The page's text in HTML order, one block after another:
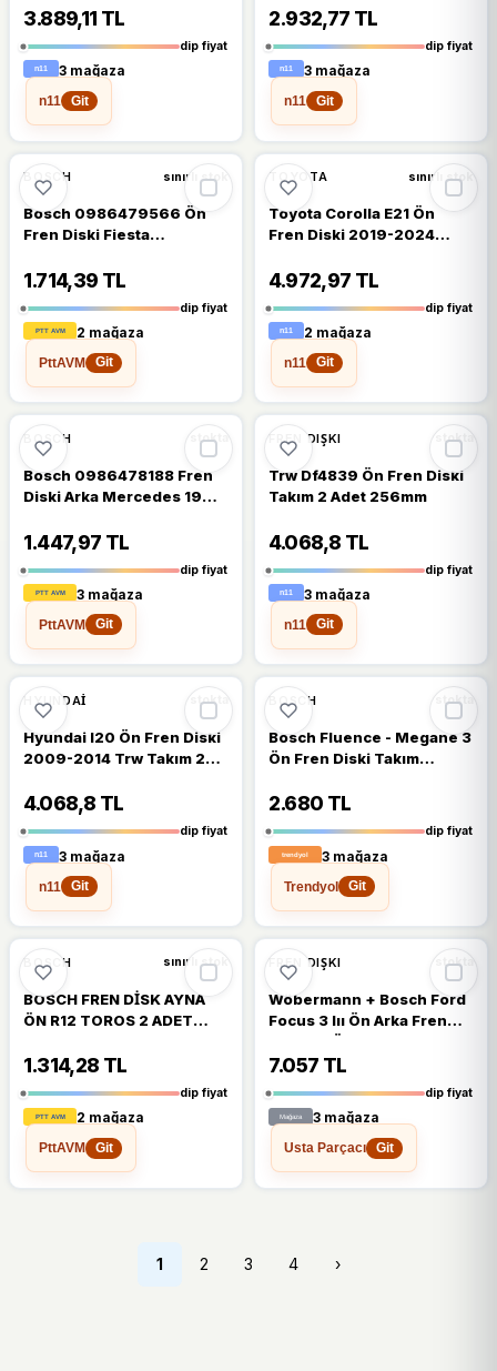
256mm
3.889,11 TL
dip fiyat
3 mağaza
n11
Git
2.932,77 TL
dip fiyat
3 mağaza
n11
Git
%28 DÜŞTÜ
BOSCH sınırlı stok
Bosch 0986479566 Ön
Fren Diski Fiesta
vct 08 258x23x4dlxhavalı
8v511125ad
1.714,39 TL
dip fiyat
2 mağaza
PttAVM
Git
%28 DÜŞTÜ
TOYOTA sınırlı stok
Toyota Corolla E21 Ön
Fren Diski 2019-2024
282mm
4.972,97 TL
dip fiyat
2 mağaza
n11
Git
%28 %28 DÜŞTÜ
BOSCH stokta
Bosch 0986478188 Fren
Diski Arka Mercedes 190
2014231212
1.447,97 TL
dip fiyat
3 mağaza
PttAVM
Git
%28 %28 DÜŞTÜ
FREN DIŞKI stokta
Trw Df4839 Ön Fren Diski
Takım 2 Adet 256mm
4.068,8 TL
dip fiyat
3 mağaza
n11
Git
%28 %28 DÜŞTÜ
HYUNDAI stokta
Hyundai I20 Ön Fren Diski
2009-2014 Trw Takım 2
4.068,8 TL
dip fiyat
3 mağaza
n11
Git
%27 %27 DÜŞTÜ
BOSCH stokta
Bosch Fluence - Megane 3
Ön Fren Diski Takım
2.680 TL
dip fiyat
3 mağaza
Trendyol
Git
%26 %26 DÜŞTÜ
BOSCH sınırlı stok
BOSCH FREN DİSK AYNA
ÖN R12 TOROS 2 ADET
1.314,28 TL
dip fiyat
2 mağaza
PttAVM
Git
%26 %26 DÜŞTÜ
FREN DIŞKI stokta
Wöbermann + Bosch Ford
Focus 3 Iıı Ön Arka Fren
Diski ve Ön Arka Balata
Seti
7.057 TL
dip fiyat
3 mağaza
Usta Parçacı
Git
1 2 3 4 ›